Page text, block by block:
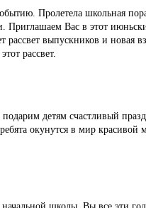
Пролетела школьная
Приглашаем Вас в этот
рассвет выпускников и новая
рассвет.
детям счастливый
окунутся в мир красивой
школы. Вы все эти